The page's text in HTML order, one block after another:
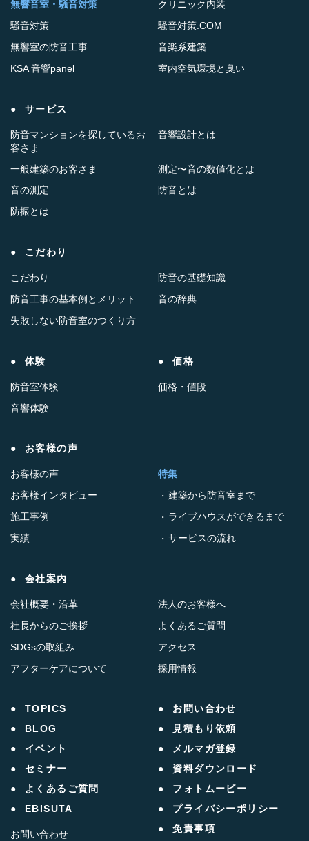
無響音室・騒音対策
騒音対策
無響室の防音工事
KSA 音響panel
室内空気環境と臭い
クリニック内装
騒音対策.COM
音楽系建築
サービス
防音マンションを探しているお
客さま
一般建築のお客さま
音の測定
防音とは
防振とは
音響設計とは
測定〜音の数値化とは
こだわり
こだわり
防音工事の基本例とメリット
失敗しない防音室のつくり方
防音の基礎知識
音の辞典
体験
防音室体験
音響体験
価格
価格・値段
お客様の声
お客様の声
お客様インタビュー
施工事例
実績
特集
建築から防音室まで
ライブハウスができるまで
サービスの流れ
会社案内
会社概要・沿革
社長からのご挨拶
SDGsの取組み
アフターケアについて
法人のお客様へ
よくあるご質問
アクセス
採用情報
TOPICS
BLOG
イベント
セミナー
よくあるご質問
EBISUTA
お問い合わせ
お問い合わせ
見積もり依頼
メルマガ登録
資料ダウンロード
フォトムービー
プライバシーポリシー
免責事項